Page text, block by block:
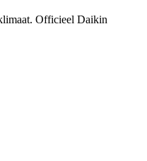
Officieel Daikin